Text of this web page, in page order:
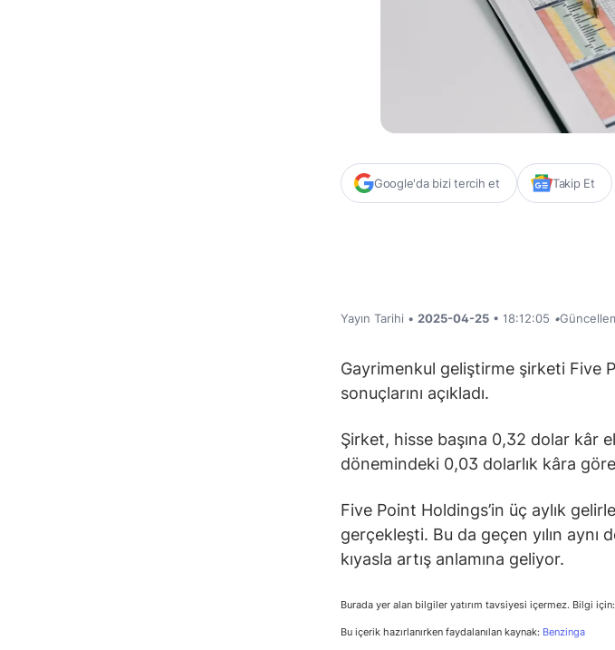
Google'da bizi tercih et Takip Et
Yayın Tarihi • 2025-04-25 • 18:12:05 •
Gayrimenkul geliştirme şirketi Five
sonuçlarını açıkladı.
Şirket, hisse başına 0,32 dolar kâr
dönemindeki 0,03 dolarlık kâra
Five Point Holdings’in üç aylık
gerçekleşti. Bu da geçen yılın
kıyasla artış anlamına geliyor.
Burada yer alan bilgiler yatırım tavsiyesi içermez. Bilgi için:
Bu içerik hazırlanırken faydalanılan kaynak: Benzinga